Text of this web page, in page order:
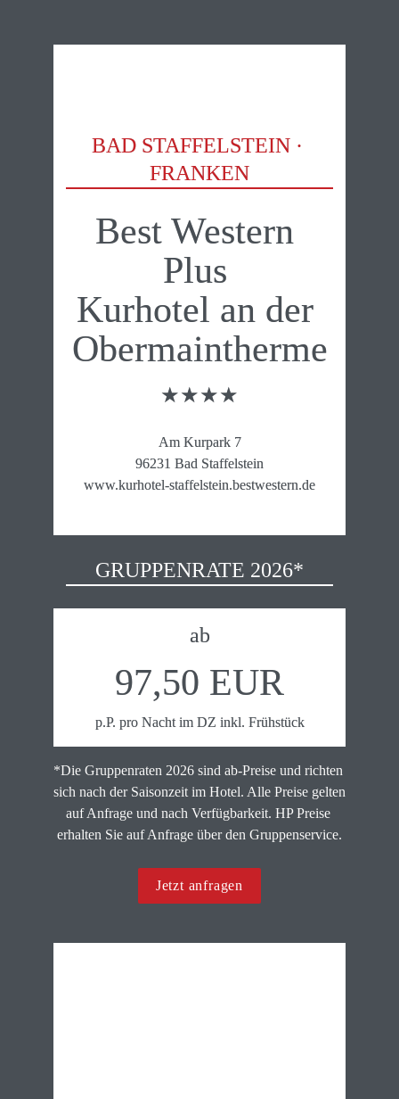
BAD STAFFELSTEIN ·
FRANKEN
Best Western
Plus
Kurhotel an der
Obermain­therme
★★★★
Am Kurpark 7
96231 Bad Staffelstein
www.kurhotel-staffelstein.bestwestern.de
GRUPPENRATE 2026*
ab
97,50 EUR
p.P. pro Nacht im DZ inkl. Frühstück
*Die Gruppenraten 2026 sind ab-Preise und richten
sich nach der Saisonzeit im Hotel. Alle Preise gelten
auf Anfrage und nach Verfügbarkeit. HP Preise
erhalten Sie auf Anfrage über den Gruppenservice.
Jetzt anfragen